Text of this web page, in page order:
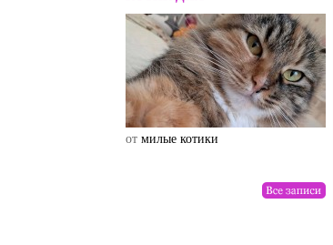
отмилые котики